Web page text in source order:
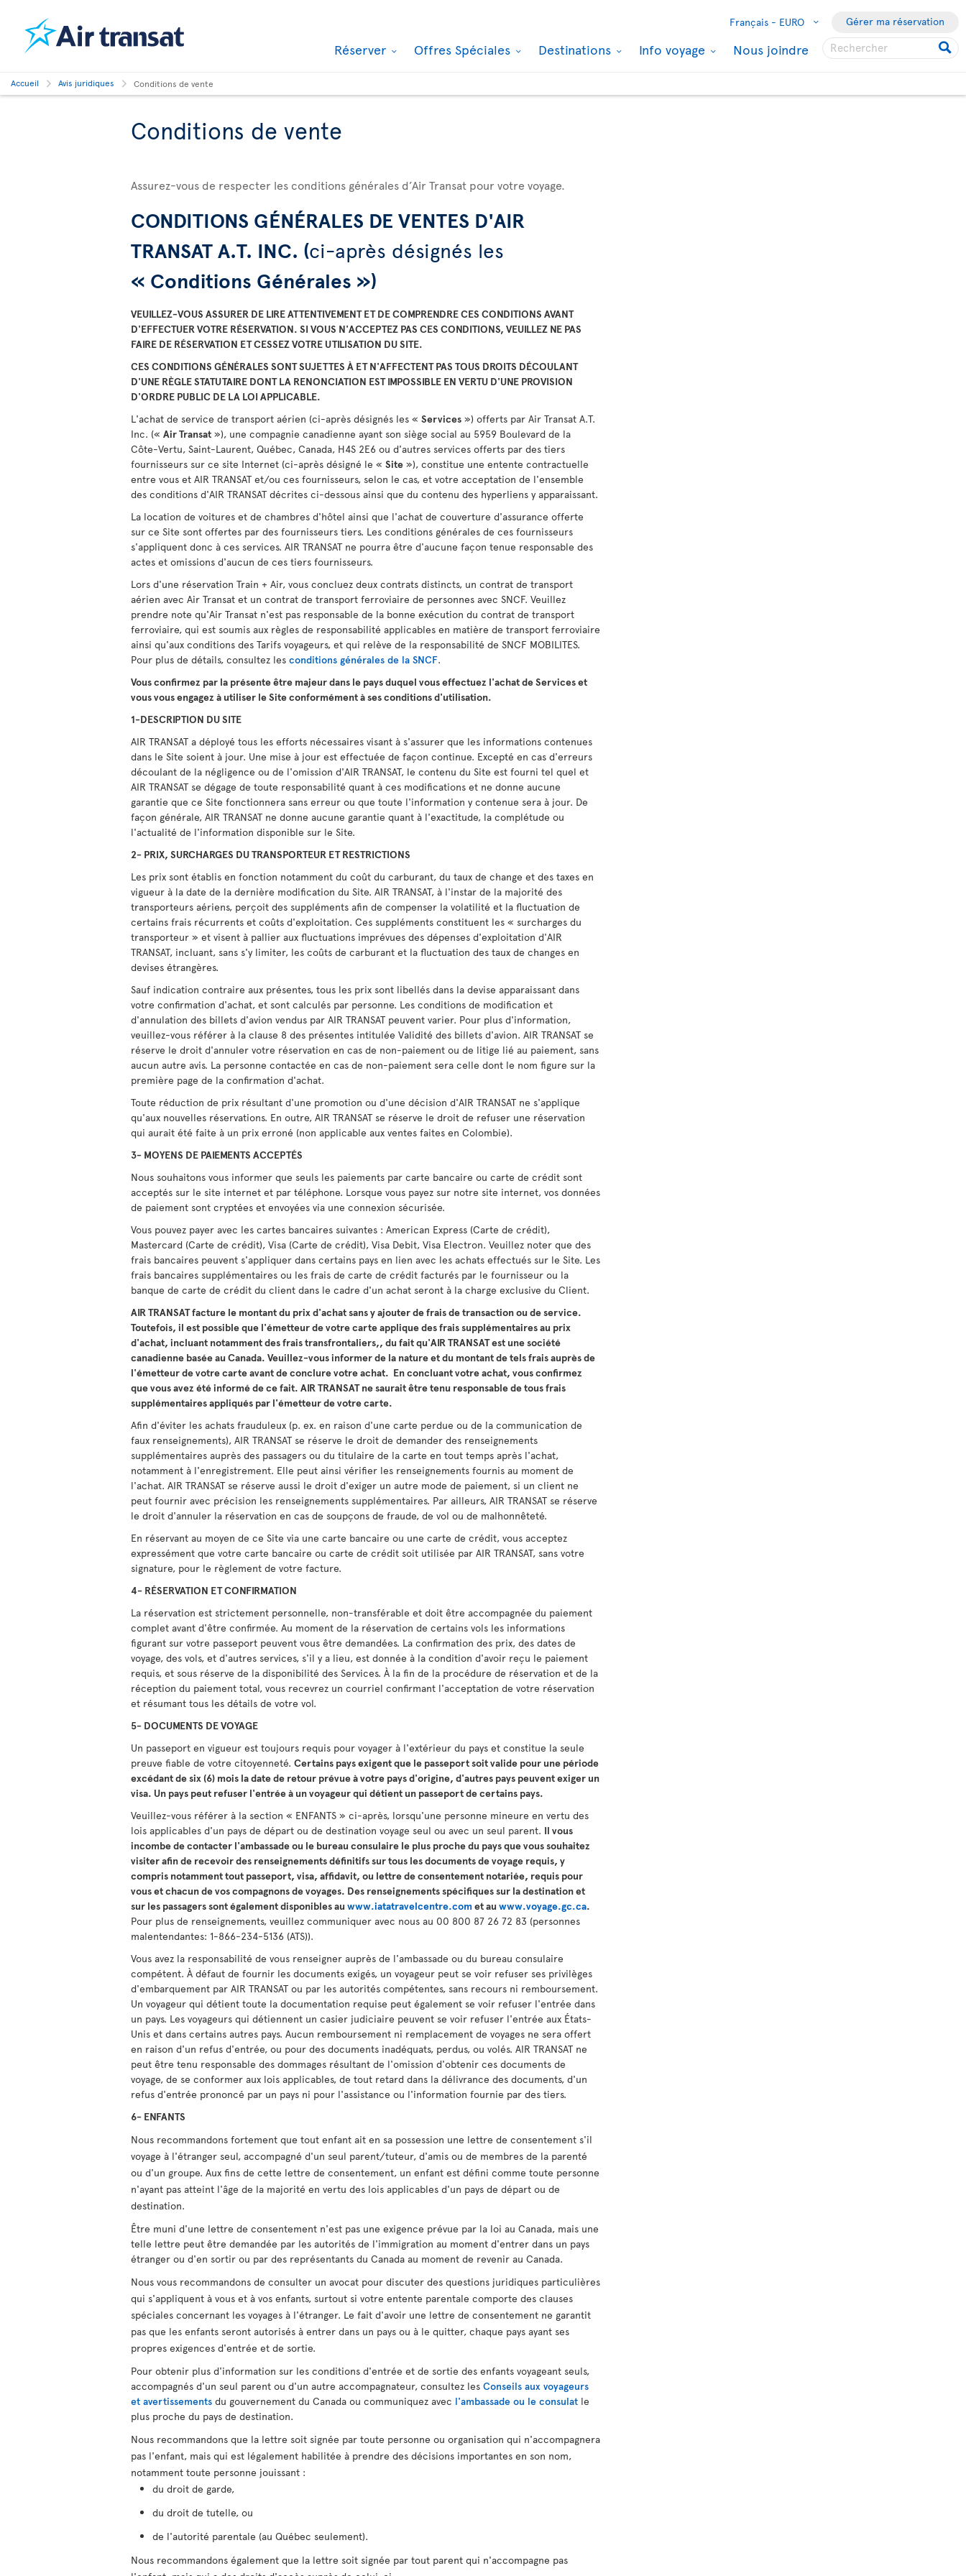
Français - EURO Gérer ma réservation
Réserver Offres Spéciales Destinations Info voyage Nous joindre
Accueil Avis juridiques Conditions de vente
Conditions de vente
Assurez-vous de respecter les conditions générales d’Air Transat pour votre voyage.
CONDITIONS GÉNÉRALES DE VENTES D'AIR
TRANSAT A.T. INC. (ci-après désignés les
« Conditions Générales »)
VEUILLEZ-VOUS ASSURER DE LIRE ATTENTIVEMENT ET DE COMPRENDRE CES CONDITIONS AVANT
D'EFFECTUER VOTRE RÉSERVATION. SI VOUS N'ACCEPTEZ PAS CES CONDITIONS, VEUILLEZ NE PAS
FAIRE DE RÉSERVATION ET CESSEZ VOTRE UTILISATION DU SITE.
CES CONDITIONS GÉNÉRALES SONT SUJETTES À ET N'AFFECTENT PAS TOUS DROITS DÉCOULANT
D'UNE RÈGLE STATUTAIRE DONT LA RENONCIATION EST IMPOSSIBLE EN VERTU D'UNE PROVISION
D'ORDRE PUBLIC DE LA LOI APPLICABLE.
L'achat de service de transport aérien (ci-après désignés les « Services ») offerts par Air Transat A.T.
Inc. (« Air Transat »), une compagnie canadienne ayant son siège social au 5959 Boulevard de la
Côte-Vertu, Saint-Laurent, Québec, Canada, H4S 2E6 ou d'autres services offerts par des tiers
fournisseurs sur ce site Internet (ci-après désigné le « Site »), constitue une entente contractuelle
entre vous et AIR TRANSAT et/ou ces fournisseurs, selon le cas, et votre acceptation de l'ensemble
des conditions d'AIR TRANSAT décrites ci-dessous ainsi que du contenu des hyperliens y apparaissant.
La location de voitures et de chambres d'hôtel ainsi que l'achat de couverture d'assurance offerte
sur ce Site sont offertes par des fournisseurs tiers. Les conditions générales de ces fournisseurs
s'appliquent donc à ces services. AIR TRANSAT ne pourra être d'aucune façon tenue responsable des
actes et omissions d'aucun de ces tiers fournisseurs.
Lors d'une réservation Train + Air, vous concluez deux contrats distincts, un contrat de transport
aérien avec Air Transat et un contrat de transport ferroviaire de personnes avec SNCF. Veuillez
prendre note qu'Air Transat n'est pas responsable de la bonne exécution du contrat de transport
ferroviaire, qui est soumis aux règles de responsabilité applicables en matière de transport ferroviaire
ainsi qu'aux conditions des Tarifs voyageurs, et qui relève de la responsabilité de SNCF MOBILITES.
Pour plus de détails, consultez les conditions générales de la SNCF.
Vous confirmez par la présente être majeur dans le pays duquel vous effectuez l'achat de Services et
vous vous engagez à utiliser le Site conformément à ses conditions d'utilisation.
1-DESCRIPTION DU SITE
AIR TRANSAT a déployé tous les efforts nécessaires visant à s'assurer que les informations contenues
dans le Site soient à jour. Une mise à jour est effectuée de façon continue. Excepté en cas d'erreurs
découlant de la négligence ou de l'omission d'AIR TRANSAT, le contenu du Site est fourni tel quel et
AIR TRANSAT se dégage de toute responsabilité quant à ces modifications et ne donne aucune
garantie que ce Site fonctionnera sans erreur ou que toute l'information y contenue sera à jour. De
façon générale, AIR TRANSAT ne donne aucune garantie quant à l'exactitude, la complétude ou
l'actualité de l'information disponible sur le Site.
2- PRIX, SURCHARGES DU TRANSPORTEUR ET RESTRICTIONS
Les prix sont établis en fonction notamment du coût du carburant, du taux de change et des taxes en
vigueur à la date de la dernière modification du Site. AIR TRANSAT, à l'instar de la majorité des
transporteurs aériens, perçoit des suppléments afin de compenser la volatilité et la fluctuation de
certains frais récurrents et coûts d'exploitation. Ces suppléments constituent les « surcharges du
transporteur » et visent à pallier aux fluctuations imprévues des dépenses d'exploitation d'AIR
TRANSAT, incluant, sans s'y limiter, les coûts de carburant et la fluctuation des taux de changes en
devises étrangères.
Sauf indication contraire aux présentes, tous les prix sont libellés dans la devise apparaissant dans
votre confirmation d'achat, et sont calculés par personne. Les conditions de modification et
d'annulation des billets d'avion vendus par AIR TRANSAT peuvent varier. Pour plus d'information,
veuillez-vous référer à la clause 8 des présentes intitulée Validité des billets d'avion. AIR TRANSAT se
réserve le droit d'annuler votre réservation en cas de non-paiement ou de litige lié au paiement, sans
aucun autre avis. La personne contactée en cas de non-paiement sera celle dont le nom figure sur la
première page de la confirmation d'achat.
Toute réduction de prix résultant d'une promotion ou d'une décision d'AIR TRANSAT ne s'applique
qu'aux nouvelles réservations. En outre, AIR TRANSAT se réserve le droit de refuser une réservation
qui aurait été faite à un prix erroné (non applicable aux ventes faites en Colombie).
3- MOYENS DE PAIEMENTS ACCEPTÉS
Nous souhaitons vous informer que seuls les paiements par carte bancaire ou carte de crédit sont
acceptés sur le site internet et par téléphone. Lorsque vous payez sur notre site internet, vos données
de paiement sont cryptées et envoyées via une connexion sécurisée.
Vous pouvez payer avec les cartes bancaires suivantes : American Express (Carte de crédit),
Mastercard (Carte de crédit), Visa (Carte de crédit), Visa Debit, Visa Electron. Veuillez noter que des
frais bancaires peuvent s'appliquer dans certains pays en lien avec les achats effectués sur le Site. Les
frais bancaires supplémentaires ou les frais de carte de crédit facturés par le fournisseur ou la
banque de carte de crédit du client dans le cadre d'un achat seront à la charge exclusive du Client.
AIR TRANSAT facture le montant du prix d'achat sans y ajouter de frais de transaction ou de service.
Toutefois, il est possible que l'émetteur de votre carte applique des frais supplémentaires au prix
d'achat, incluant notamment des frais transfrontaliers,, du fait qu'AIR TRANSAT est une société
canadienne basée au Canada. Veuillez-vous informer de la nature et du montant de tels frais auprès de
l'émetteur de votre carte avant de conclure votre achat. En concluant votre achat, vous confirmez
que vous avez été informé de ce fait. AIR TRANSAT ne saurait être tenu responsable de tous frais
supplémentaires appliqués par l'émetteur de votre carte.
Afin d'éviter les achats frauduleux (p. ex. en raison d'une carte perdue ou de la communication de
faux renseignements), AIR TRANSAT se réserve le droit de demander des renseignements
supplémentaires auprès des passagers ou du titulaire de la carte en tout temps après l'achat,
notamment à l'enregistrement. Elle peut ainsi vérifier les renseignements fournis au moment de
l'achat. AIR TRANSAT se réserve aussi le droit d'exiger un autre mode de paiement, si un client ne
peut fournir avec précision les renseignements supplémentaires. Par ailleurs, AIR TRANSAT se réserve
le droit d'annuler la réservation en cas de soupçons de fraude, de vol ou de malhonnêteté.
En réservant au moyen de ce Site via une carte bancaire ou une carte de crédit, vous acceptez
expressément que votre carte bancaire ou carte de crédit soit utilisée par AIR TRANSAT, sans votre
signature, pour le règlement de votre facture.
4- RÉSERVATION ET CONFIRMATION
La réservation est strictement personnelle, non-transférable et doit être accompagnée du paiement
complet avant d'être confirmée. Au moment de la réservation de certains vols les informations
figurant sur votre passeport peuvent vous être demandées. La confirmation des prix, des dates de
voyage, des vols, et d'autres services, s'il y a lieu, est donnée à la condition d'avoir reçu le paiement
requis, et sous réserve de la disponibilité des Services. À la fin de la procédure de réservation et de la
réception du paiement total, vous recevrez un courriel confirmant l'acceptation de votre réservation
et résumant tous les détails de votre vol.
5- DOCUMENTS DE VOYAGE
Un passeport en vigueur est toujours requis pour voyager à l'extérieur du pays et constitue la seule
preuve fiable de votre citoyenneté. Certains pays exigent que le passeport soit valide pour une période
excédant de six (6) mois la date de retour prévue à votre pays d'origine, d'autres pays peuvent exiger un
visa. Un pays peut refuser l'entrée à un voyageur qui détient un passeport de certains pays.
Veuillez-vous référer à la section « ENFANTS » ci-après, lorsqu'une personne mineure en vertu des
lois applicables d'un pays de départ ou de destination voyage seul ou avec un seul parent. Il vous
incombe de contacter l'ambassade ou le bureau consulaire le plus proche du pays que vous souhaitez
visiter afin de recevoir des renseignements définitifs sur tous les documents de voyage requis, y
compris notamment tout passeport, visa, affidavit, ou lettre de consentement notariée, requis pour
vous et chacun de vos compagnons de voyages. Des renseignements spécifiques sur la destination et
sur les passagers sont également disponibles au www.iatatravelcentre.comet au www.voyage.gc.ca.
Pour plus de renseignements, veuillez communiquer avec nous au 00 800 87 26 72 83 (personnes
malentendantes: 1-866-234-5136 (ATS)).
Vous avez la responsabilité de vous renseigner auprès de l'ambassade ou du bureau consulaire
compétent. À défaut de fournir les documents exigés, un voyageur peut se voir refuser ses privilèges
d'embarquement par AIR TRANSAT ou par les autorités compétentes, sans recours ni remboursement.
Un voyageur qui détient toute la documentation requise peut également se voir refuser l'entrée dans
un pays. Les voyageurs qui détiennent un casier judiciaire peuvent se voir refuser l'entrée aux États-
Unis et dans certains autres pays. Aucun remboursement ni remplacement de voyages ne sera offert
en raison d'un refus d'entrée, ou pour des documents inadéquats, perdus, ou volés. AIR TRANSAT ne
peut être tenu responsable des dommages résultant de l'omission d'obtenir ces documents de
voyage, de se conformer aux lois applicables, de tout retard dans la délivrance des documents, d'un
refus d'entrée prononcé par un pays ni pour l'assistance ou l'information fournie par des tiers.
6- ENFANTS
Nous recommandons fortement que tout enfant ait en sa possession une lettre de consentement s'il
voyage à l'étranger seul, accompagné d'un seul parent/tuteur, d'amis ou de membres de la parenté
ou d'un groupe. Aux fins de cette lettre de consentement, un enfant est défini comme toute personne
n'ayant pas atteint l'âge de la majorité en vertu des lois applicables d'un pays de départ ou de
destination.
Être muni d'une lettre de consentement n'est pas une exigence prévue par la loi au Canada, mais une
telle lettre peut être demandée par les autorités de l'immigration au moment d'entrer dans un pays
étranger ou d'en sortir ou par des représentants du Canada au moment de revenir au Canada.
Nous vous recommandons de consulter un avocat pour discuter des questions juridiques particulières
qui s'appliquent à vous et à vos enfants, surtout si votre entente parentale comporte des clauses
spéciales concernant les voyages à l'étranger. Le fait d'avoir une lettre de consentement ne garantit
pas que les enfants seront autorisés à entrer dans un pays ou à le quitter, chaque pays ayant ses
propres exigences d'entrée et de sortie.
Pour obtenir plus d'information sur les conditions d'entrée et de sortie des enfants voyageant seuls,
accompagnés d'un seul parent ou d'un autre accompagnateur, consultez les Conseils aux voyageurs
et avertissements du gouvernement du Canada ou communiquez avec l'ambassade ou le consulat le
plus proche du pays de destination.
Nous recommandons que la lettre soit signée par toute personne ou organisation qui n'accompagnera
pas l'enfant, mais qui est légalement habilitée à prendre des décisions importantes en son nom,
notamment toute personne jouissant :
du droit de garde,
du droit de tutelle, ou
de l'autorité parentale (au Québec seulement).
Nous recommandons également que la lettre soit signée par tout parent qui n'accompagne pas